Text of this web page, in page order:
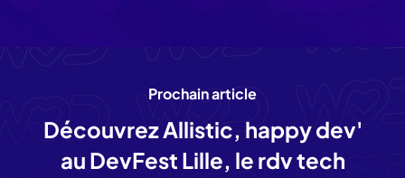
Prochain article
Découvrez Allistic, happy dev'
au DevFest Lille, le rdv tech